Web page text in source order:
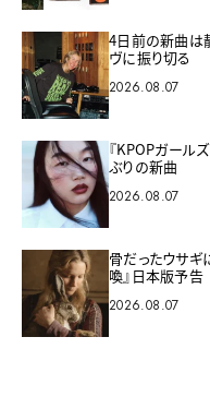
4日前の新曲は
ヴに振り切る
2026.08.07
『KPOPガール
ぶりの新曲
2026.08.07
骨だったウサギ
喚』日本版予告
2026.08.07